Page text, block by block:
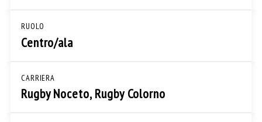
RUOLO
Centro/ala
CARRIERA
Rugby Noceto, Rugby Colorno